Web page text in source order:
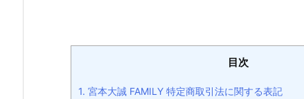
目次
1. 宮本大誠 FAMILY 特定商取引法に関する表記